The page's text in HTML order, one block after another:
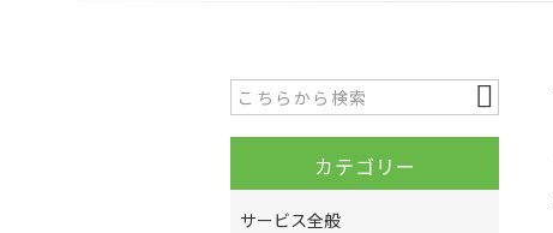
カテゴリー
サービス全般